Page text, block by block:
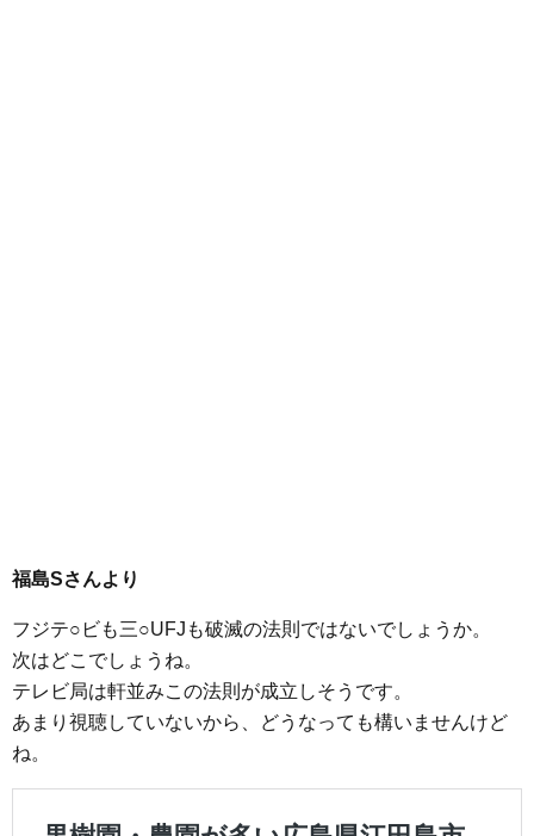
福島Sさんより
フジテ○ビも三○UFJも破滅の法則ではないでしょうか。
次はどこでしょうね。
テレビ局は軒並みこの法則が成立しそうです。
あまり視聴していないから、どうなっても構いませんけど
ね。